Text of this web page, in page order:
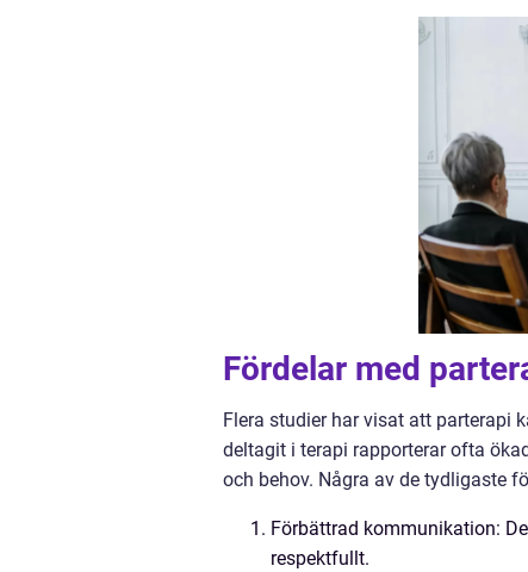
Fördelar med
Flera studier har visat att parterapi
deltagit i terapi rapporterar ofta
och behov. Några av de tydligaste
Förbättrad kommunikation:
respektfullt.